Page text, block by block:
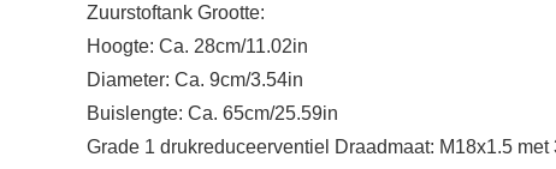
Zuurstoftank Grootte:
Hoogte: Ca. 28cm/11.02in
Diameter: Ca. 9cm/3.54in
Buislengte: Ca. 65cm/25.59in
Grade 1 drukreduceerventiel Draadmaat: M18x1.5